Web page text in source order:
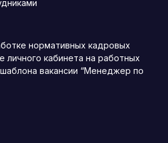
нормативных кадровых
кабинета на работных
вакансии “Менеджер по